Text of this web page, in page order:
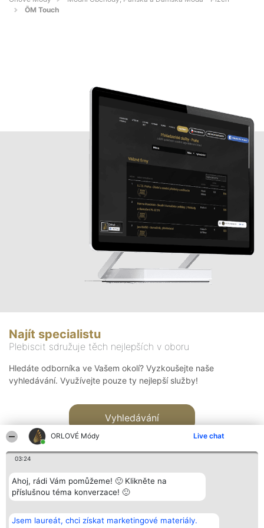
ORLOVÉ Módy Live chat
03:24
Ahoj, rádi Vám pomůžeme! 🙂 Klikněte na
příslušnou téma konverzace! 🙂
Jsem laureát, chci získat marketingové materiály.
ŌM Touch
Najít specialistu
Plebiscit sdružuje těch nejlepších v oboru
Hledáte odborníka ve Vašem okolí? Vyzkoušejte naše
vyhledávání. Využívejte pouze ty nejlepší služby!
Vyhledávání
Bright Side Solutions sp. z o.
o. sp. k.
Vítězové
Seznam všech
Kontakt